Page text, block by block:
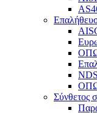
Σύνθετος